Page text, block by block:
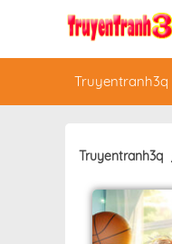
Truyentranh3q
Truyentranh3q